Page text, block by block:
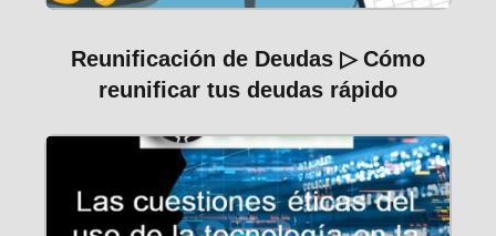
Reunificación de Deudas ▷ Cómo
reunificar tus deudas rápido